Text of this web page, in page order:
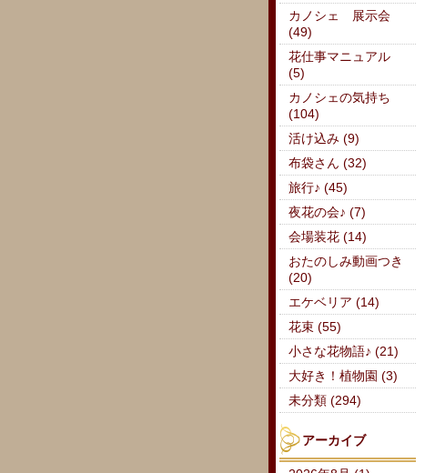
カノシェ 展示会
(49)
花仕事マニュアル
(5)
カノシェの気持ち
(104)
活け込み (9)
布袋さん (32)
旅行♪ (45)
夜花の会♪ (7)
会場装花 (14)
おたのしみ動画つき
(20)
エケベリア (14)
花束 (55)
小さな花物語♪ (21)
大好き！植物園 (3)
未分類 (294)
アーカイブ